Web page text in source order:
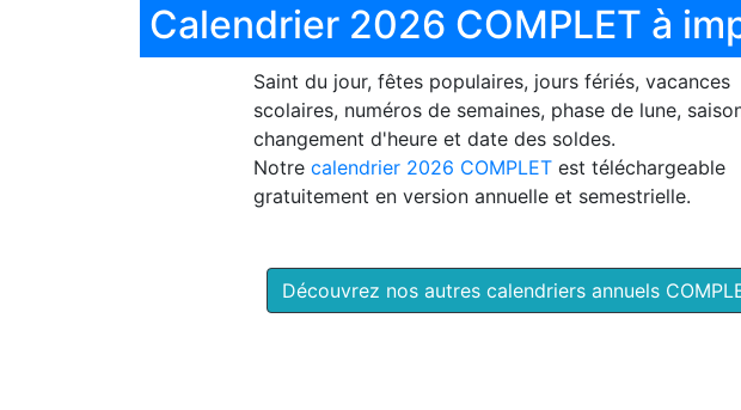
Calendrier 2026 COMPLET à
Saint du jour, fêtes populaires, jours fériés, vacances
scolaires, numéros de semaines, phase de lune,
changement d'heure et date des soldes.
Notre calendrier 2026 COMPLET est téléchargeable
gratuitement en version annuelle et semestrielle.
Découvrez nos autres calendriers annuels